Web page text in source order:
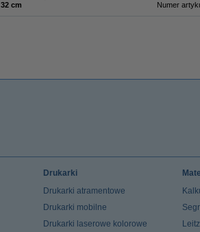
43 x 32 cm Numer
Drukarki
Drukarki atramentowe
Drukarki mobilne
Drukarki laserowe kolorowe